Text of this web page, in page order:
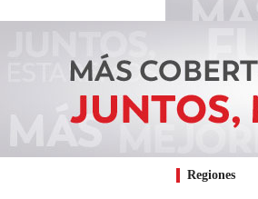
Regiones